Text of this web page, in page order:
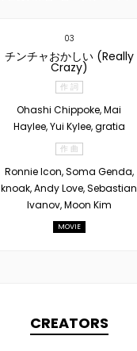
03
チンチャおかしい (Really
Crazy)
作 詞
Ohashi Chippoke, Mai
Haylee, Yui Kylee, gratia
作 曲
Ronnie Icon, Soma Genda,
knoak, Andy Love, Sebastian
Ivanov, Moon Kim
MOVIE
CREATORS